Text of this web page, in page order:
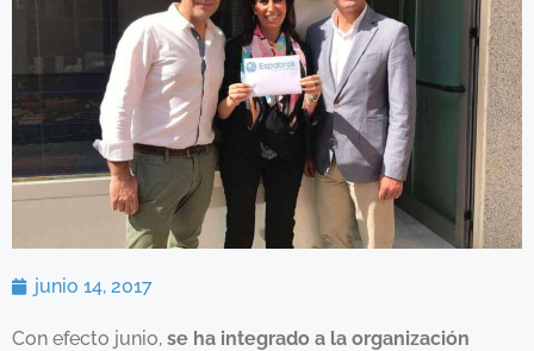
junio 14, 2017
Con efecto junio, se ha integrado a la organización